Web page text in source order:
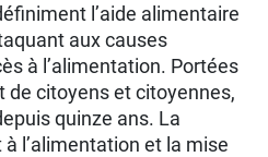
l’aide alimentaire
aux causes
à l’alimentation. Portées
de citoyens et citoyennes,
quinze ans. La
l’alimentation et la mise